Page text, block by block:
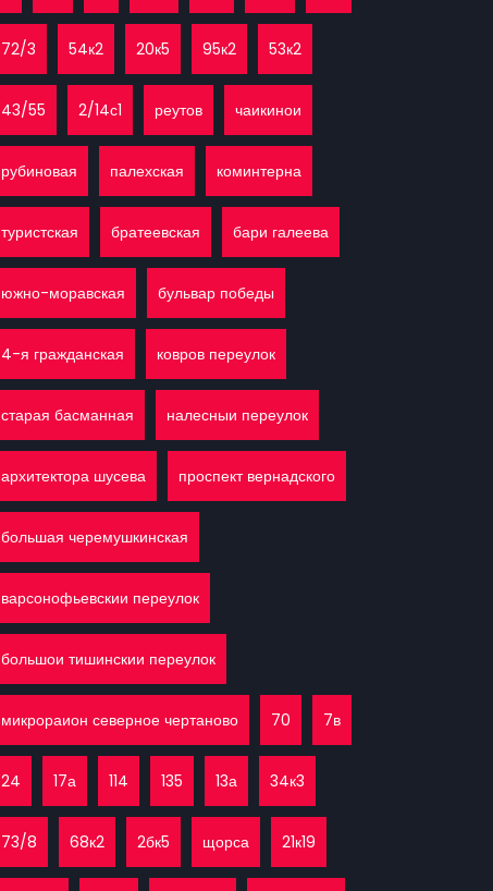
72/3 54к2 20к5 95к2 53к2
43/55 2/14с1 реутов чаикинои
рубиновая палехская коминтерна
туристская братеевская бари галеева
южно-моравская бульвар победы
4-я гражданская ковров переулок
старая басманная налесныи переулок
архитектора шусева проспект вернадского
большая черемушкинская
варсонофьевскии переулок
большои тишинскии переулок
микрораион северное чертаново 70 7в
24 17а 114 135 13а 34к3
73/8 68к2 2бк5 щорса 21к19